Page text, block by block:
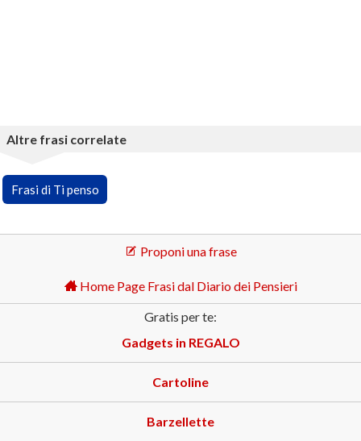
Altre frasi correlate
Frasi di Ti penso
Proponi una frase
Home Page Frasi dal Diario dei Pensieri
Gratis per te:
Gadgets in REGALO
Cartoline
Barzellette